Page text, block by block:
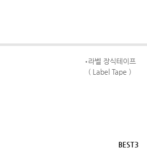
라벨 장식테이프
( Label Tape )
BEST3